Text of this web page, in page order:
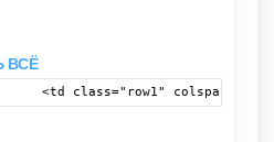
ВСЁ
		<td class="row1" colspan="